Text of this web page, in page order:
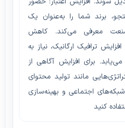
برند شما را به‌عنوان یک
معرفی می‌کند. کاهش
افزایش ترافیک ارگانیک، نیاز به
برای افزایش آگاهی از
مانند تولید محتوای
اجتماعی و بهینه‌سازی
کنید